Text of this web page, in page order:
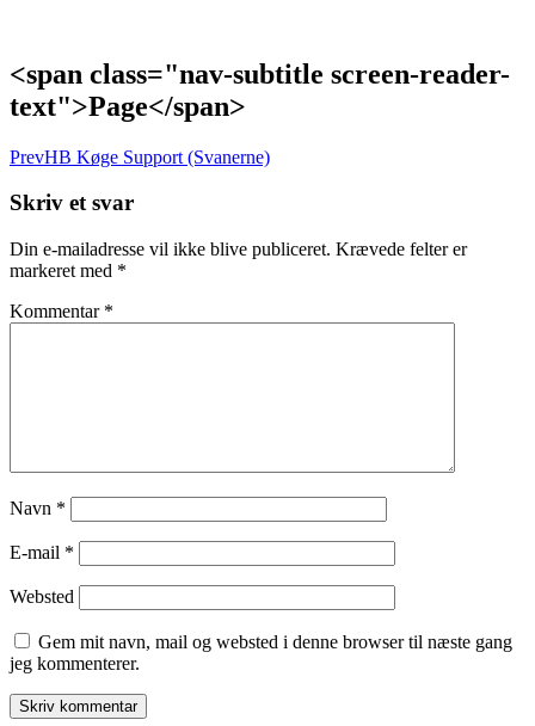
<span class="nav-subtitle screen-reader-
text">Page</span>
PrevHB Køge Support (Svanerne)
Skriv et svar
Din e-mailadresse vil ikke blive publiceret. Krævede felter er
markeret med *
Kommentar *
Navn *
E-mail *
Websted
Gem mit navn, mail og websted i denne browser til næste gang
jeg kommenterer.